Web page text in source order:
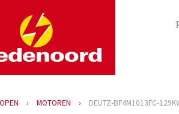
MOTOREN DEUTZ-BF4M1013FC-